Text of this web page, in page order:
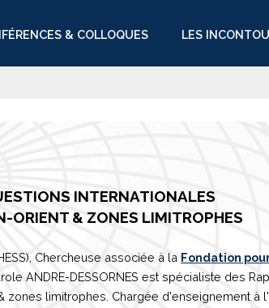
& COLLOQUES LES
INTERNATIONALES
ORIENT & ZONES LIMITROPHES
Chercheuse associée à la Fondation
ANDRE-DESSORNES est spécialiste des
zones limitrophes. Chargée d'enseignement à